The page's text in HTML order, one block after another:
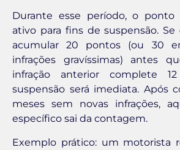
Durante esse período, o ponto
ativo para fins de suspensão.
acumular 20 pontos (ou 30
infrações gravíssimas) antes
infração anterior complete
suspensão será imediata. Após
meses sem novas infrações,
específico sai da contagem.
Exemplo prático: um motorista